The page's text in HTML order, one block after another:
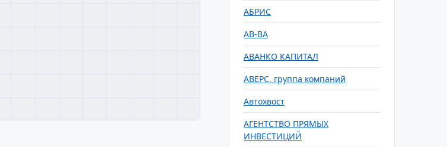
АБРИС
АВ-ВА
АВАНКО КАПИТАЛ
АВЕРС, группа компаний
Автохвост
АГЕНТСТВО ПРЯМЫХ
ИНВЕСТИЦИЙ